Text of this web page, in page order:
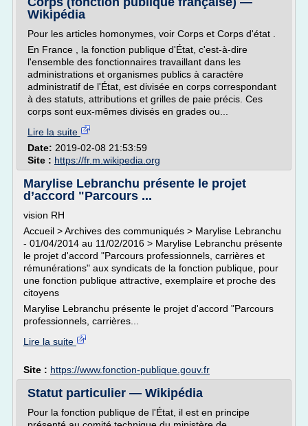
Wikipédia
Pour les articles homonymes, voir Corps et Corps d'état .
En France , la fonction publique d'État, c'est-à-dire
l'ensemble des fonctionnaires travaillant dans les
administrations et organismes publics à caractère
administratif de l'État, est divisée en corps correspondant
à des statuts, attributions et grilles de paie précis. Ces
corps sont eux-mêmes divisés en grades ou...
Lire la suite
Date: 2019-02-08 21:53:59
Site : https://fr.m.wikipedia.org
Marylise Lebranchu présente le projet
d’accord "Parcours ...
vision RH
Accueil > Archives des communiqués > Marylise Lebranchu
- 01/04/2014 au 11/02/2016 > Marylise Lebranchu présente
le projet d'accord "Parcours professionnels, carrières et
rémunérations" aux syndicats de la fonction publique, pour
une fonction publique attractive, exemplaire et proche des
citoyens
Marylise Lebranchu présente le projet d'accord "Parcours
professionnels, carrières...
Lire la suite
Site : https://www.fonction-publique.gouv.fr
Statut particulier — Wikipédia
Pour la fonction publique de l'État, il est en principe